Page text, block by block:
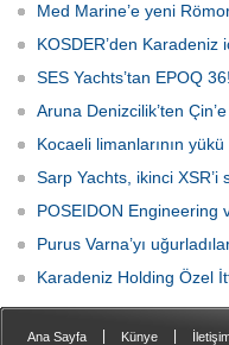
Med Marine’e yeni
KOSDER’den Karadeniz
SES Yachts’tan EPOQ 36!
Aruna Denizcilik’ten
Kocaeli limanlarının
Sarp Yachts, ikinci XSR’i
POSEIDON Engineering
Purus Varna’yı
Karadeniz Holding Özel
Ana Sayfa Künye